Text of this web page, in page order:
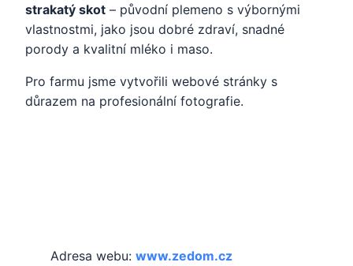
strakatý skot – původní plemeno s výbornými
vlastnostmi, jako jsou dobré zdraví, snadné
porody a kvalitní mléko i maso.
Pro farmu jsme vytvořili webové stránky s
důrazem na profesionální fotografie.
Adresa webu: www.zedom.cz